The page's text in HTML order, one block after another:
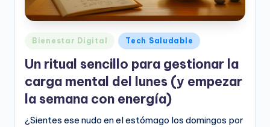
Publicado
Bienestar Digital Tech Saludable
Un ritual sencillo para gestionar la
carga mental del lunes (y empezar
la semana con energía)
¿Sientes ese nudo en el estómago los domingos por